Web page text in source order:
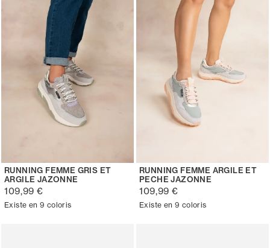
RUNNING FEMME GRIS ET
ARGILE JAZONNE
109,99 €
Existe en 9 coloris
RUNNING FEMME ARGILE ET
PECHE JAZONNE
109,99 €
Existe en 9 coloris